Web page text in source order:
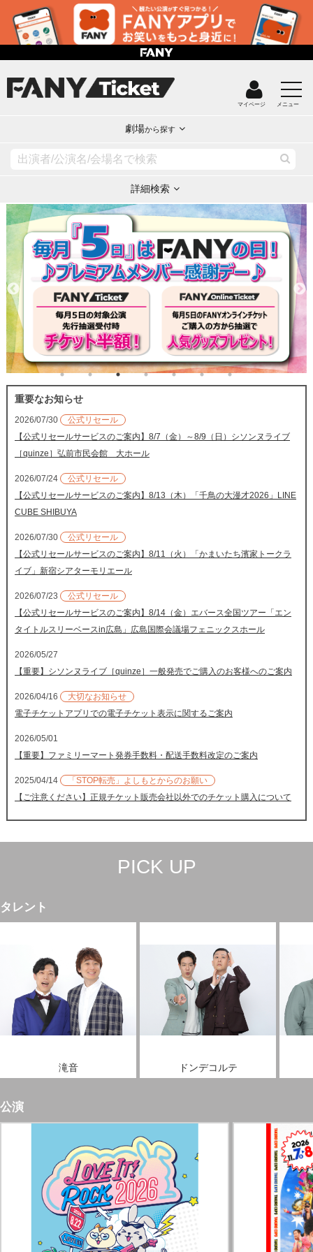
マイページ メニュー
劇場から探す
詳細検索
重要なお知らせ
2026/07/30
公式リセール
【公式リセールサービスのご案内】8/7（金）～8/9（日）シソンヌライブ
［quinze］弘前市民会館 大ホール
2026/07/24
公式リセール
【公式リセールサービスのご案内】8/13（木）「千鳥の大漫才2026」LINE
CUBE SHIBUYA
2026/07/30
公式リセール
【公式リセールサービスのご案内】8/11（火）「かまいたち濱家トークラ
イブ」新宿シアターモリエール
2026/07/23
公式リセール
【公式リセールサービスのご案内】8/14（金）エバース全国ツアー「エン
タイトルスリーベースin広島」広島国際会議場フェニックスホール
2026/05/27
【重要】シソンヌライブ［quinze］一般発売でご購入のお客様へのご案内
2026/04/16
大切なお知らせ
電子チケットアプリでの電子チケット表示に関するご案内
2026/05/01
【重要】ファミリーマート発券手数料・配送手数料改定のご案内
2025/04/14
「STOP転売」よしもとからのお願い
【ご注意ください】正規チケット販売会社以外でのチケット購入について
PICK UP
タレント
滝音 ドンデコルテ
公演